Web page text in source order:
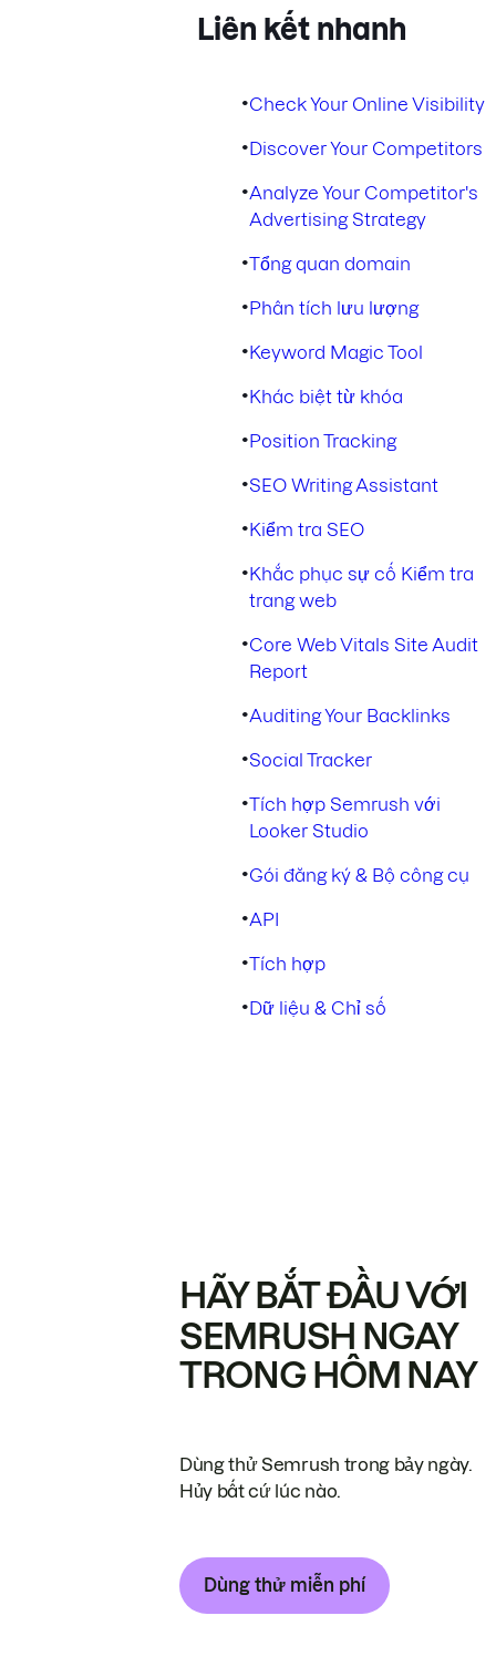
Liên kết nhanh
•Check Your Online Visibility
•Discover Your Competitors
•Analyze Your Competitor's
Advertising Strategy
•Tổng quan domain
•Phân tích lưu lượng
•Keyword Magic Tool
•Khác biệt từ khóa
•Position Tracking
•SEO Writing Assistant
•Kiểm tra SEO
•Khắc phục sự cố Kiểm tra
trang web
•Core Web Vitals Site Audit
Report
•Auditing Your Backlinks
•Social Tracker
•Tích hợp Semrush với
Looker Studio
•Gói đăng ký & Bộ công cụ
•API
•Tích hợp
•Dữ liệu & Chỉ số
HÃY BẮT ĐẦU VỚI
SEMRUSH NGAY
TRONG HÔM NAY
Dùng thử Semrush trong bảy ngày.
Hủy bất cứ lúc nào.
Dùng thử miễn phí